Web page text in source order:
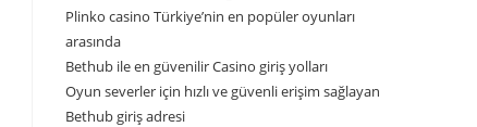
Plinko casino Türkiye’nin en popüler oyunları
arasında
Bethub ile en güvenilir Casino giriş yolları
Oyun severler için hızlı ve güvenli erişim sağlayan
Bethub giriş adresi